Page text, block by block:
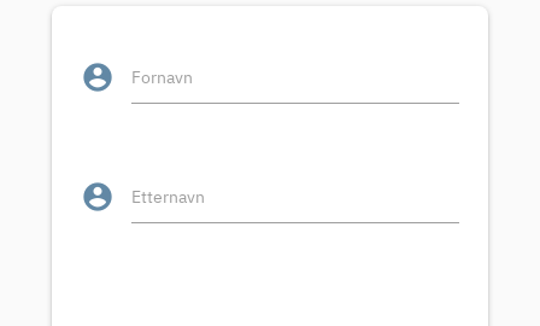
account_circle Fornavn
account_circle Etternavn